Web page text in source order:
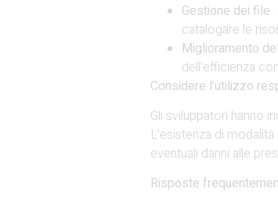
Gestione dei file
catalogare le
Miglioramento
dell’efficienza
Considere l’utilizzo
Gli sviluppatori hanno
L’esistenza di
eventuali danni alle
Risposte